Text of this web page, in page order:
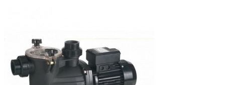
Pridať do košíka